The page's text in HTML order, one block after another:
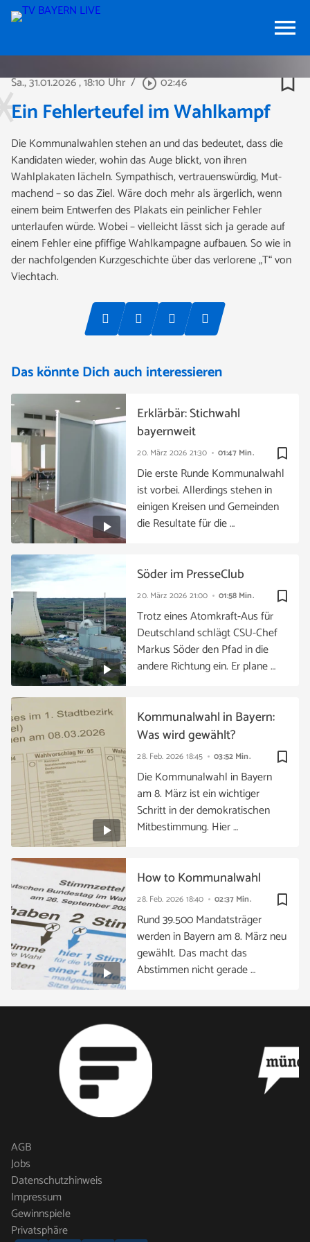
menu
Sa., 31.01.2026, 18:10 Uhr / play_circle_outline02:46 bookmark_border
Ein Fehlerteufel im Wahlkampf
Die Kommunalwahlen stehen an und das bedeutet, dass die
Kandidaten wieder, wohin das Auge blickt, von ihren
Wahlplakaten lächeln. Sympathisch, vertrauenswürdig, Mut-
machend – so das Ziel. Wäre doch mehr als ärgerlich, wenn
einem beim Entwerfen des Plakats ein peinlicher Fehler
unterlaufen würde. Wobei – vielleicht lässt sich ja gerade auf
einem Fehler eine pfiffige Wahlkampagne aufbauen. So wie in
der nachfolgenden Kurzgeschichte über das verlorene „T“ von
Viechtach.
Das könnte Dich auch interessieren
bookmark_border
20. März 2026 21:30 01:47 Min.
Erklärbär: Stichwahl
bayernweit
Die erste Runde Kommunalwahl
ist vorbei. Allerdings stehen in
einigen Kreisen und Gemeinden
die Resultate für die …
bookmark_border
20. März 2026 21:00 01:58 Min.
Söder im PresseClub
Trotz eines Atomkraft-Aus für
Deutschland schlägt CSU-Chef
Markus Söder den Pfad in die
andere Richtung ein. Er plane …
bookmark_border
28. Feb. 2026 18:45 03:52 Min.
Kommunalwahl in Bayern:
Was wird gewählt?
Die Kommunalwahl in Bayern
am 8. März ist ein wichtiger
Schritt in der demokratischen
Mitbestimmung. Hier …
bookmark_border
28. Feb. 2026 18:40 02:37 Min.
How to Kommunalwahl
Rund 39.500 Mandatsträger
werden in Bayern am 8. März neu
gewählt. Das macht das
Abstimmen nicht gerade …
AGB
Jobs
Datenschutzhinweis
Impressum
Gewinnspiele
Privatsphäre